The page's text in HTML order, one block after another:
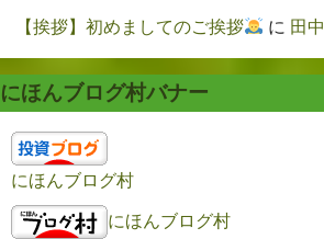
【挨拶】初めましてのご挨拶 に 田
にほんブログ村バナー
にほんブログ村
にほんブログ村